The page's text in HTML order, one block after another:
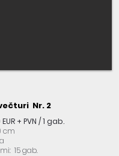
Nr. 2
+ PVN / 1 gab.
cm
15 gab.